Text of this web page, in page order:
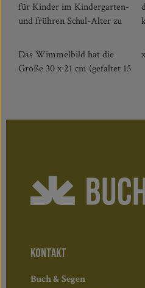
für Kinder im Kindergarten-
und frühren Schul-Alter zu
Das Wimmelbild hat die
Größe 30 x 21 cm (gefaltet 15
KONTAKT
Buch & Segen